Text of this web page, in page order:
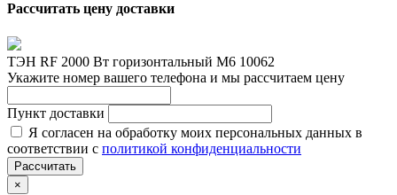
Рассчитать цену доставки
ТЭН RF 2000 Вт горизонтальный M6 10062
Укажите номер вашего телефона и мы рассчитаем цену
Пункт доставки
Я согласен на обработку моих персональных данных в
соответствии с политикой конфиденциальности
Рассчитать
×